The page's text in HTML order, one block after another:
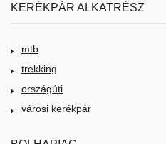
KERÉKPÁR ALKATRÉSZ
mtb
trekking
országúti
városi kerékpár